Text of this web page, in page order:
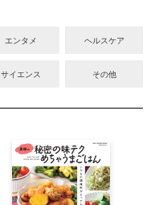
エンタメ ヘルスケア
サイエンス その他